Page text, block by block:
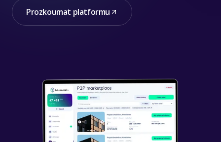
Prozkoumat platformu